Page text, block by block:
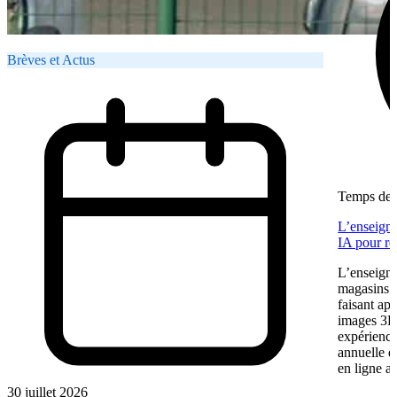
Brèves et Actus
30 juillet 2026
Temps de
IA pour
magasins
faisant
images
annuelle
en ligne